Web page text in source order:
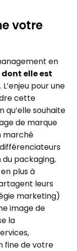
votre
en
elle est
. L’enjeu pour une
cette
souhaite
de marque
marché
du packaging,
plus à
leurs
marketing)
image de
la
fine de votre